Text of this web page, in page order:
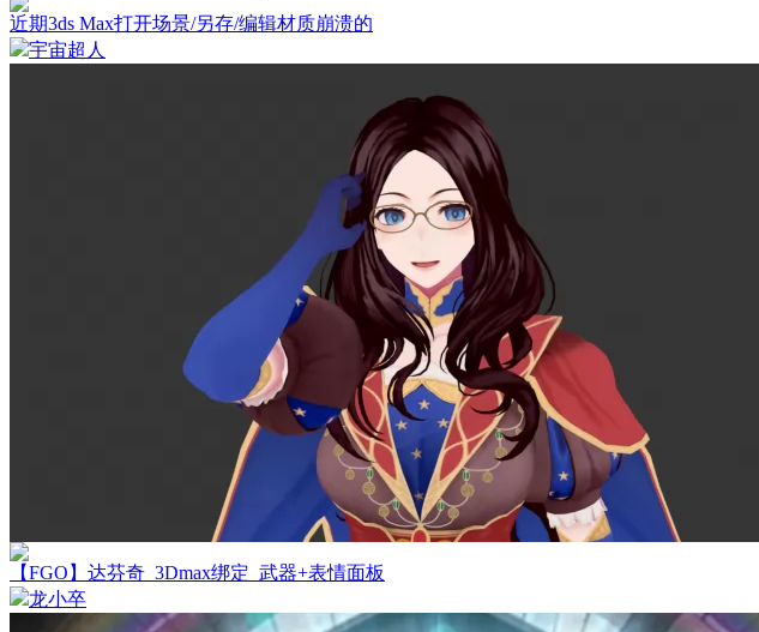
近期3ds Max打开场景/另存/编辑材质崩溃的
宇宙超人
【FGO】达芬奇_3Dmax绑定_武器+表情面板
龙小卒